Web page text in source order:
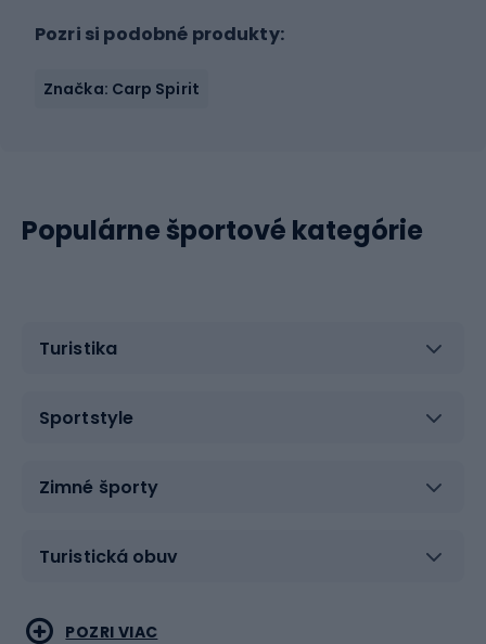
Pozri si podobné produkty:
Značka: Carp Spirit
Populárne športové kategórie
Turistika
Sportstyle
Zimné športy
Turistická obuv
Vodné športy
Bojové umenia
POZRI VIAC